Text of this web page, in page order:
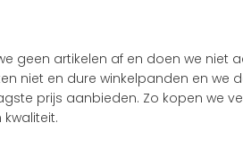
geen artikelen af en doen we
niet en dure winkelpanden en
prijs aanbieden. Zo kopen we